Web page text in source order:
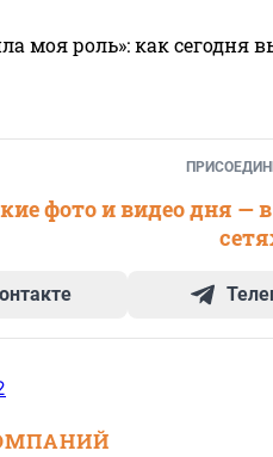
моя роль»: как сегодня
фото и видео дня —